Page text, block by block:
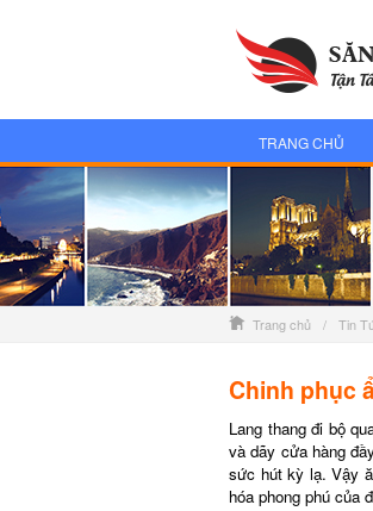
TRANG CHỦ
Trang chủ / Tin
Chinh phục
Lang thang đi bộ
và dãy cửa hàng
sức hút kỳ lạ. Vậy
hóa phong phú của